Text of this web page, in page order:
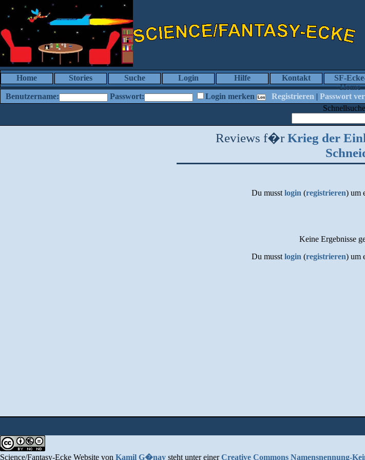
Home Stories Suche Login Hilfe Kontakt
SF-
Home
Benutzername:
Passwort: Login merken Registrieren |Passwort
Reviews f�r Krieg der
Du musst login (registrieren) um
Keine Ergebnisse
Du musst login (registrieren) um
Science/Fantasy-Ecke Website von Kamil G�nay steht unter einerCreative Commons Namensnennung-